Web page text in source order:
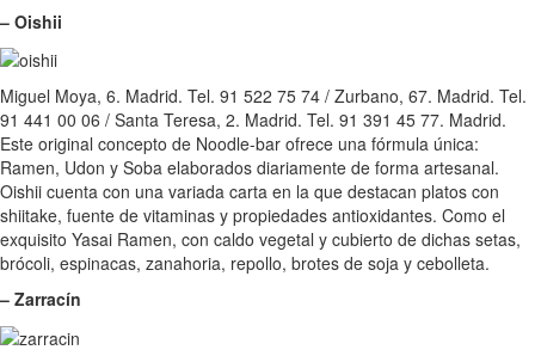
– Oishii
Miguel Moya, 6. Madrid. Tel. 91 522 75 74 / Zurbano, 67. Madrid. Tel.
91 441 00 06 / Santa Teresa, 2. Madrid. Tel. 91 391 45 77. Madrid.
Este original concepto de Noodle-bar ofrece una fórmula única:
Ramen, Udon y Soba elaborados diariamente de forma artesanal.
Oishii cuenta con una variada carta en la que destacan platos con
shiitake, fuente de vitaminas y propiedades antioxidantes. Como el
exquisito Yasai Ramen, con caldo vegetal y cubierto de dichas setas,
brócoli, espinacas, zanahoria, repollo, brotes de soja y cebolleta.
– Zarracín